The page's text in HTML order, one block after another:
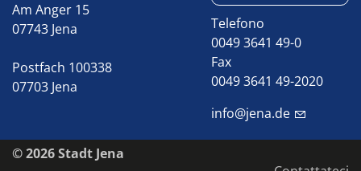
Am Anger 15
07743 Jena
Postfach 100338
07703 Jena
Telefono
0049 3641 49-0
Fax
0049 3641 49-2020
info@jena.de
© 2026 Stadt Jena